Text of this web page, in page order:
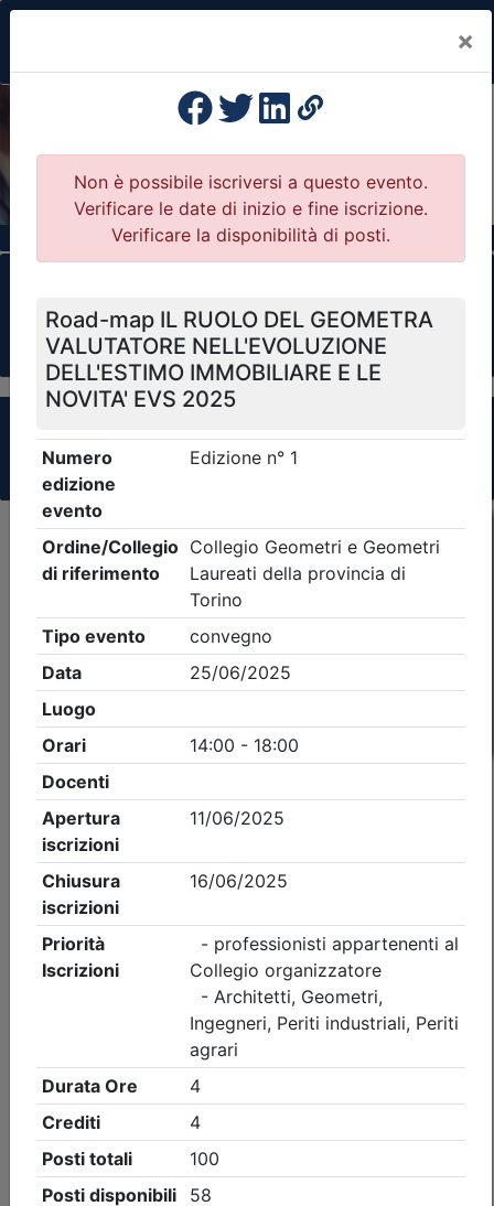
×
Previous
Il portale della formazione per Ordini e
Collegi Professionali
Clicca qui - espandi la sezione dei filtri ricerca
eventi
Criteri di ricerca applicati:
- Tipo Ordine/collegio:Geometri- Ordine:
Torino- Eventi in programma dal
iCal Feed RSS
Dettagli evento
Gratuito
Collegio Geometri e Geometri Laureati della provincia di
Torino
Visita guidata CONVEGNO ANNUALE
DI CATEGORIA DEI GEOMETRI DELLA
ZONA DI PINEROLO